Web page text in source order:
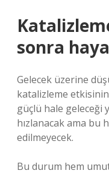
sonra
Gelecek üzerine
katalizleme
güçlü hale geleceği
hızlanacak ama bu
edilmeyecek.
Bu durum hem umut